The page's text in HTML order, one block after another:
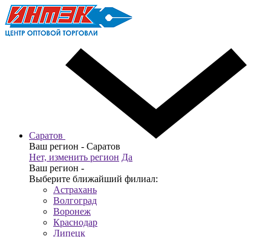
Саратов
Ваш регион - Саратов
Нет, изменить регион Да
Ваш регион -
Выберите ближайший филиал:
Астрахань
Волгоград
Воронеж
Краснодар
Липецк